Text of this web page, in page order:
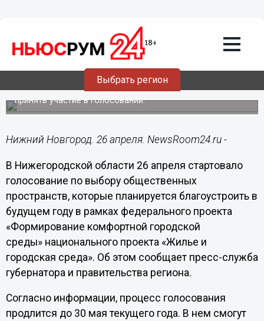
Выбрать регион
Голосование за проекты
благоустройства стартовало в
Нижегородской области 26 апреля
Глава региона Глеб Никитин призвал нижегородцев
принять участие в голосовании.
Нижний Новгород. 26 апреля. NewsRoom24.ru -
В Нижегородской области 26 апреля стартовало
голосование по выбору общественных
пространств, которые планируется благоустроить в
будущем году в рамках федерального проекта
«Формирование комфортной городской
среды» национального проекта «Жилье и
городская среда». Об этом сообщает пресс-служба
губернатора и правительства региона.
Согласно информации, процесс голосования
продлится до 30 мая текущего года. В нем смогут